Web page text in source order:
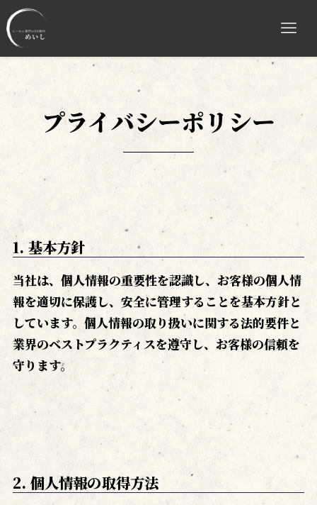
プライバシーポリシー
1. 基本方針
当社は、個人情報の重要性を認識し、お客様の個人情
報を適切に保護し、安全に管理することを基本方針と
しています。個人情報の取り扱いに関する法的要件と
業界のベストプラクティスを遵守し、お客様の信頼を
守ります。
2. 個人情報の取得方法